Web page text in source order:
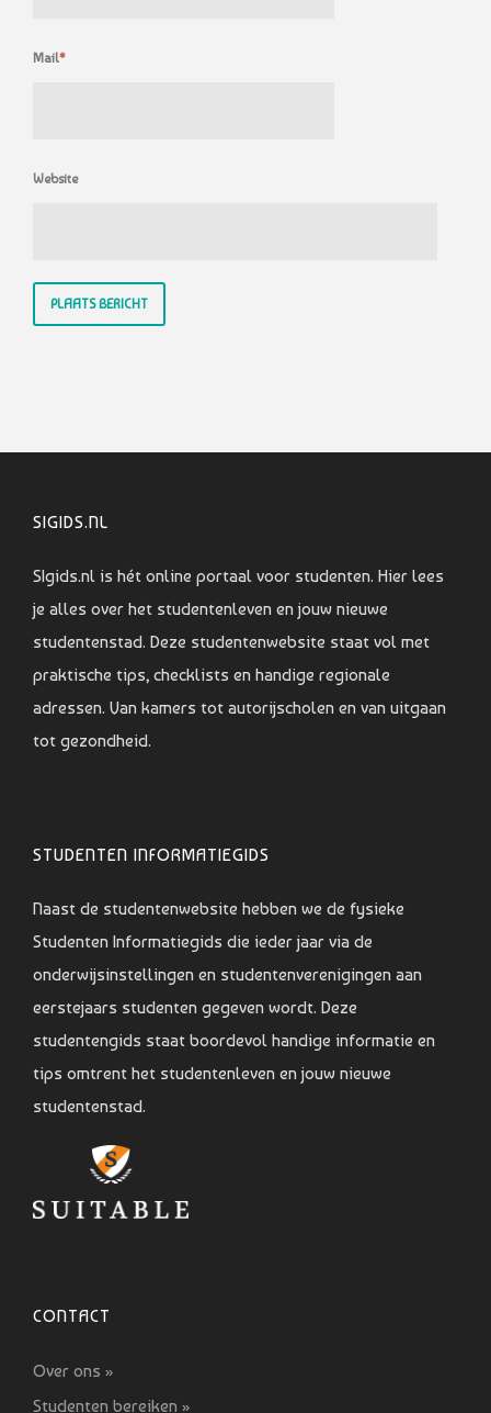
Mail*
Website
SIGIDS.NL
SIgids.nl is hét online portaal voor studenten. Hier lees
je alles over het studentenleven en jouw nieuwe
studentenstad. Deze studentenwebsite staat vol met
praktische tips, checklists en handige regionale
adressen. Van kamers tot autorijscholen en van uitgaan
tot gezondheid.
STUDENTEN INFORMATIEGIDS
Naast de studentenwebsite hebben we de fysieke
Studenten Informatiegids die ieder jaar via de
onderwijsinstellingen en studentenverenigingen aan
eerstejaars studenten gegeven wordt. Deze
studentengids staat boordevol handige informatie en
tips omtrent het studentenleven en jouw nieuwe
studentenstad.
CONTACT
Over ons »
Studenten bereiken »